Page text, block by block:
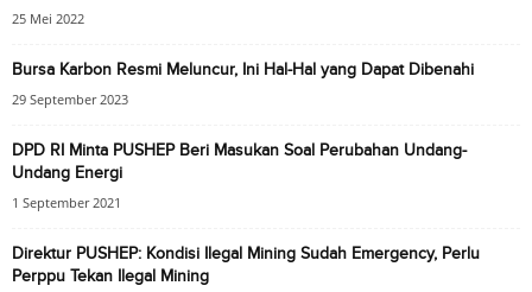
25 Mei 2022
Bursa Karbon Resmi Meluncur, Ini Hal-Hal yang Dapat Dibenahi
29 September 2023
DPD RI Minta PUSHEP Beri Masukan Soal Perubahan Undang-
Undang Energi
1 September 2021
Direktur PUSHEP: Kondisi Ilegal Mining Sudah Emergency, Perlu
Perppu Tekan Ilegal Mining